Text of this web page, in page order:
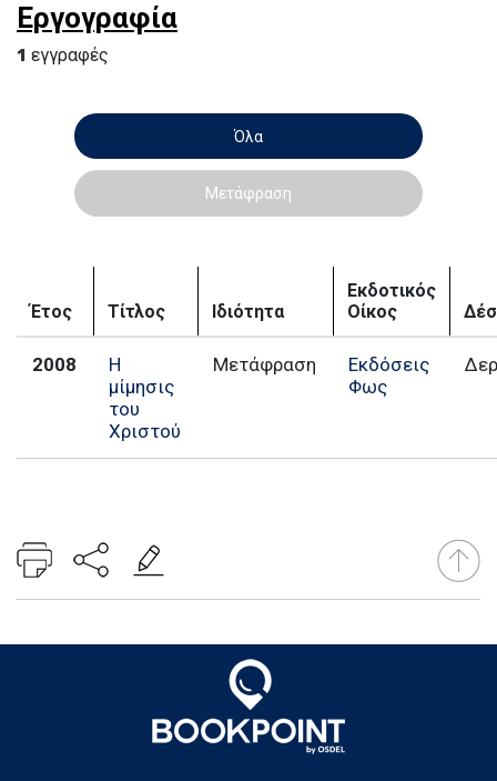
Εργογραφία
1 εγγραφές
Όλα
Μετάφραση
Έτος Τίτλος Ιδιότητα
Εκδοτικός
Οίκος
2008
Η
μίμησις
του
Χριστού
Μετάφραση
Εκδόσεις
Φως